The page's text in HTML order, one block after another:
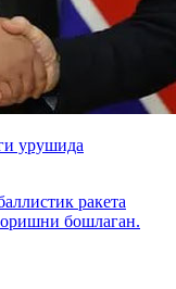
урушида
ракета
бошлаган.